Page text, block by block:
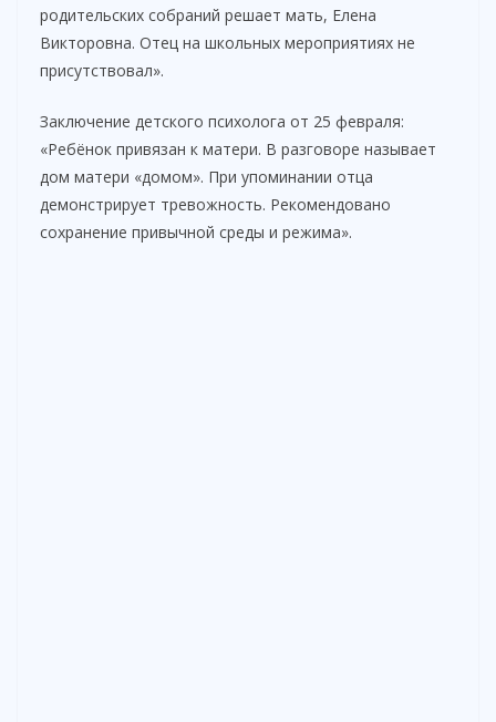
родительских собраний решает мать, Елена
Викторовна. Отец на школьных мероприятиях не
присутствовал».
Заключение детского психолога от 25 февраля:
«Ребёнок привязан к матери. В разговоре называет
дом матери «домом». При упоминании отца
демонстрирует тревожность. Рекомендовано
сохранение привычной среды и режима».